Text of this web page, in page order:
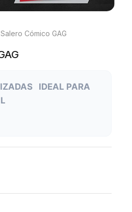
Salero Cómico GAG
IDEAL PARA